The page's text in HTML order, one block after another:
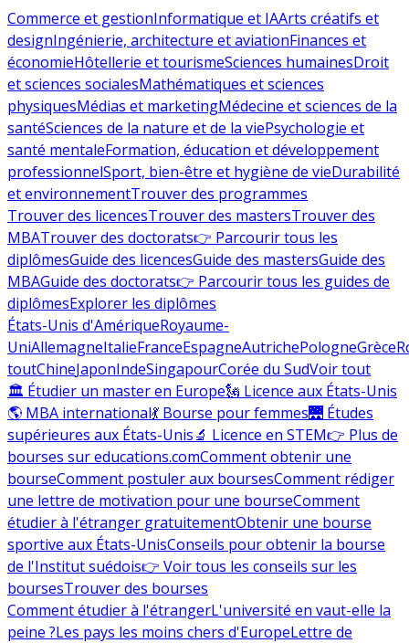
Commerce et gestionInformatique et IAArts créatifs et
designIngénierie, architecture et aviationFinances et
économieHôtellerie et tourismeSciences humainesDroit
et sciences socialesMathématiques et sciences
physiquesMédias et marketingMédecine et sciences de la
santéSciences de la nature et de la viePsychologie et
santé mentaleFormation, éducation et développement
professionnelSport, bien-être et hygiène de vieDurabilité
et environnementTrouver des programmes
Trouver des licencesTrouver des mastersTrouver des
MBATrouver des doctorats👉 Parcourir tous les
diplômesGuide des licencesGuide des mastersGuide des
MBAGuide des doctorats👉 Parcourir tous les guides de
diplômesExplorer les diplômes
États-Unis d'AmériqueRoyaume-
UniAllemagneItalieFranceEspagneAutrichePologneGrèce
toutChineJaponIndeSingapourCorée du SudVoir tout
🏛 Étudier un master en Europe🗽 Licence aux États-Unis
🌎 MBA international💃 Bourse pour femmes🌉 Études
supérieures aux États-Unis🔬 Licence en STEM👉 Plus de
bourses sur educations.comComment obtenir une
bourseComment postuler aux boursesComment rédiger
une lettre de motivation pour une bourseComment
étudier à l'étranger gratuitementObtenir une bourse
sportive aux États-UnisConseils pour obtenir la bourse
de l'Institut suédois👉 Voir tous les conseils sur les
boursesTrouver des bourses
Comment étudier à l'étrangerL'université en vaut-elle la
peine ?Les pays les moins chers d'EuropeLettre de